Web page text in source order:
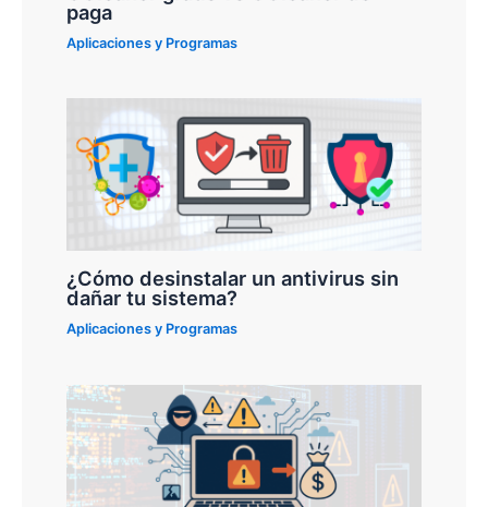
paga
Aplicaciones y Programas
¿Cómo desinstalar un antivirus sin
dañar tu sistema?
Aplicaciones y Programas